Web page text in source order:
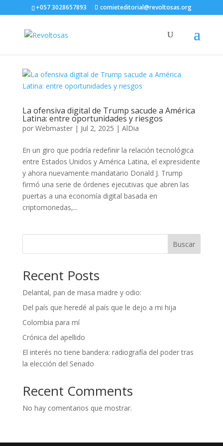
+057 3028657893 comieteditorial@revoltosas.org
La ofensiva digital de Trump sacude a América
Latina: entre oportunidades y riesgos
por Webmaster| Jul 2, 2025 | AlDia
En un giro que podría redefinir la relación tecnológica
entre Estados Unidos y América Latina, el expresidente
y ahora nuevamente mandatario Donald J. Trump
firmó una serie de órdenes ejecutivas que abren las
puertas a una economía digital basada en
criptomonedas,...
Buscar
Recent Posts
Delantal, pan de masa madre y odio:
Del país que heredé al país que le dejo a mi hija
Colombia para mí
Crónica del apellido
El interés no tiene bandera: radiografía del poder tras
la elección del Senado
Recent Comments
No hay comentarios que mostrar.